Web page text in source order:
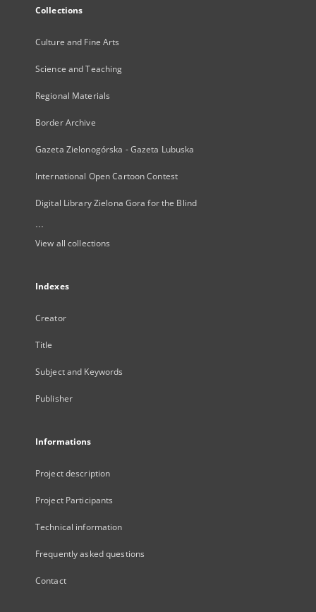
Collections
Culture and Fine Arts
Science and Teaching
Regional Materials
Border Archive
Gazeta Zielonogórska - Gazeta Lubuska
International Open Cartoon Contest
Digital Library Zielona Gora for the Blind
...
View all collections
Indexes
Creator
Title
Subject and Keywords
Publisher
Informations
Project description
Project Participants
Technical information
Frequently asked questions
Contact